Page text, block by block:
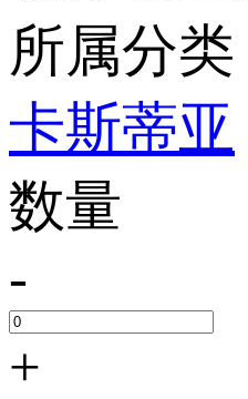
所属分类
卡斯蒂亚
数量
-
+